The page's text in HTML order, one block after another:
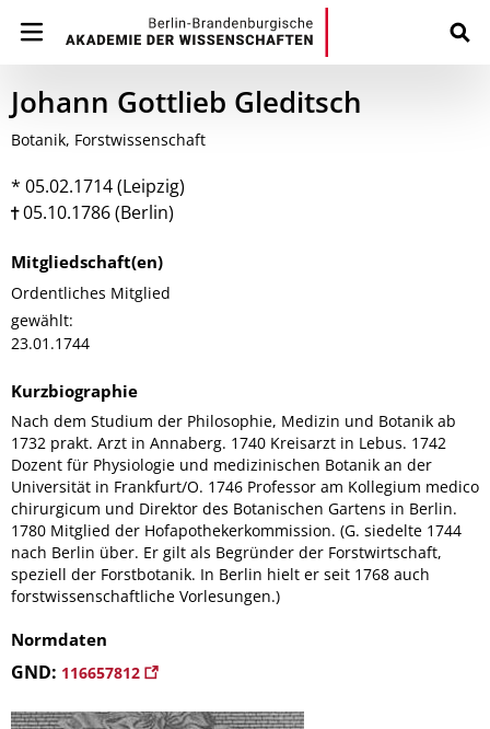
Johann Gottlieb Gleditsch
Botanik, Forstwissenschaft
* 05.02.1714 (Leipzig)
05.10.1786 (Berlin)
Mitgliedschaft(en)
Ordentliches Mitglied
gewählt:
23.01.1744
Kurzbiographie
Nach dem Studium der Philosophie, Medizin und Botanik ab
1732 prakt. Arzt in Annaberg. 1740 Kreisarzt in Lebus. 1742
Dozent für Physiologie und medizinischen Botanik an der
Universität in Frankfurt/O. 1746 Professor am Kollegium medico
chirurgicum und Direktor des Botanischen Gartens in Berlin.
1780 Mitglied der Hofapothekerkommission. (G. siedelte 1744
nach Berlin über. Er gilt als Begründer der Forstwirtschaft,
speziell der Forstbotanik. In Berlin hielt er seit 1768 auch
forstwissenschaftliche Vorlesungen.)
Normdaten
GND: 116657812